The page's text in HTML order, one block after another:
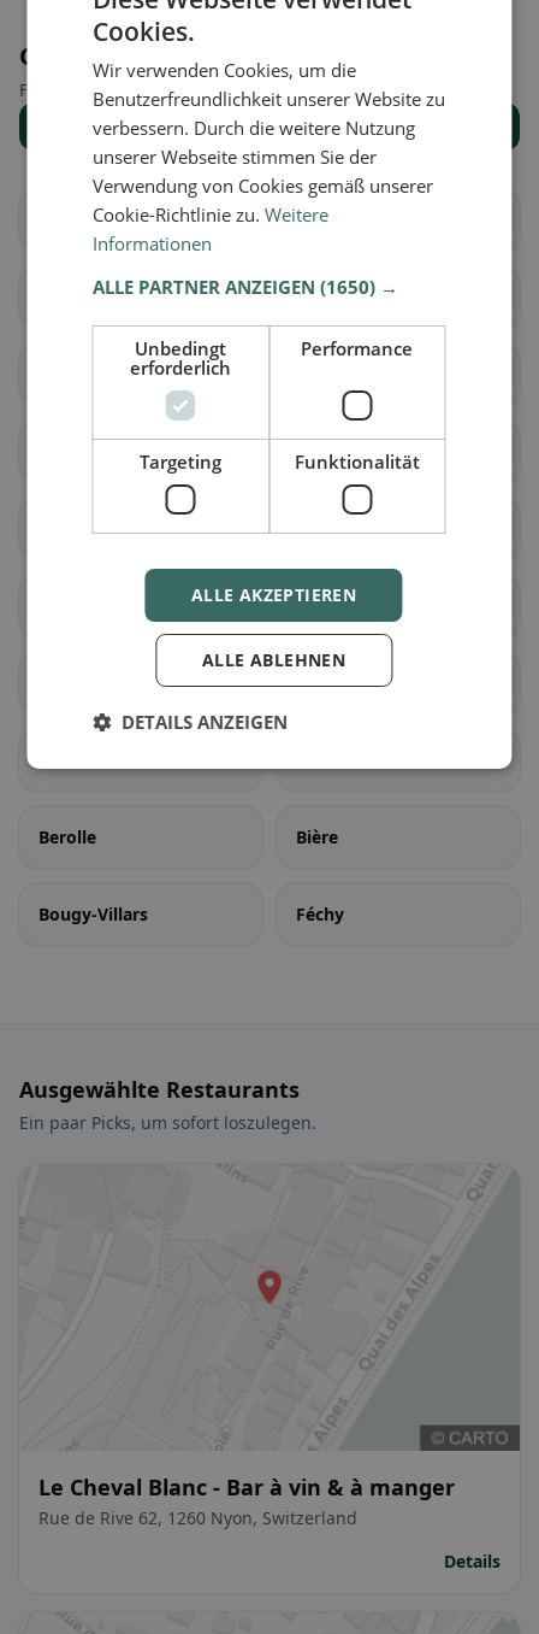
Orte in der Nähe
Finde den passenden Ort für deine Restaurantsuche.
Alle Orte anzeigen
Chessel
Corbeyrier Gryon
Lavey-Morcles
Ollon
Ormont-Dessous Ormont-Dessus
Roche (VD)
Villeneuve (VD) Yvorne
Berolle Bière
Bougy-Villars Féchy
Ausgewählte Restaurants
Ein paar Picks, um sofort loszulegen.
Le Cheval Blanc - Bar à vin & à manger
Rue de Rive 62, 1260 Nyon, Switzerland
Details
Cookies.
Wir verwenden Cookies, um die
Benutzerfreundlichkeit unserer Website zu
verbessern. Durch die weitere Nutzung
unserer Webseite stimmen Sie der
Verwendung von Cookies gemäß unserer
Cookie-Richtlinie zu.Weitere
Informationen
ALLE PARTNER ANZEIGEN(1650) →
Unbedingt
erforderlich
Performance
Targeting Funktionalität
ALLE AKZEPTIEREN
ALLE ABLEHNEN
DETAILS ANZEIGEN